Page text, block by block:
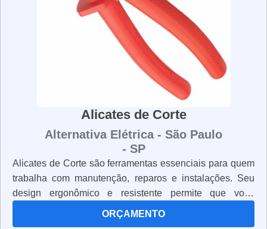
caixas de montagem são uma ótima maneira de passar o
tempo e aprimorar suas habilidades. Se você está
procurando um projeto divertido e desafiador, as caixas
de montagem são uma ótima opção.
Alicates de Corte
Alternativa Elétrica - São Paulo
- SP
Alicates de Corte são ferramentas essenciais para quem
trabalha com manutenção, reparos e instalações. Seu
design ergonômico e resistente permite que você
trabalhe com segurança e precisão. Os alicates de corte
são fabricados com materiais de alta qualidade, como
ORÇAMENTO